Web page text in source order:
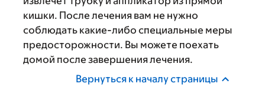
кишки. После лечения вам не нужно
соблюдать какие-либо специальные меры
предосторожности. Вы можете поехать
домой после завершения лечения.
Вернуться к началу страницы